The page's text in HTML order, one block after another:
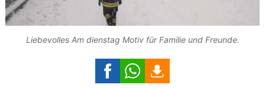
Liebevolles Am dienstag Motiv für Familie und Freunde.